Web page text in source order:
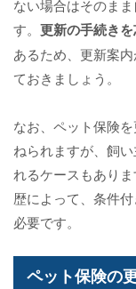
ない場合はそのま
す。 更新の手続き
あるため、更新案
ておきましょう。
なお、ペット保険
ねられますが、飼
れるケースもあり
歴によって、条件
必要です。
ペット保険の